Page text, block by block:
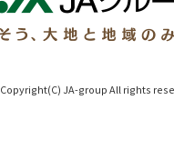
Copyright(C) JA-group All rights